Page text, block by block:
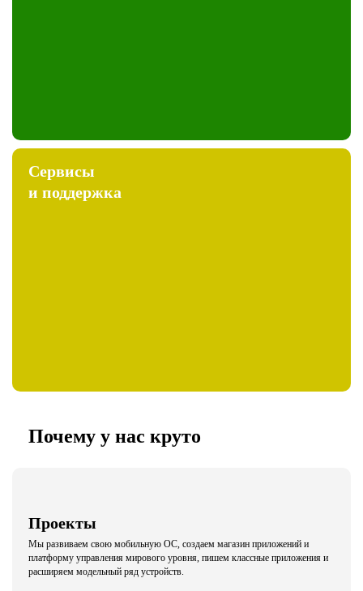
Сервисы
и поддержка
Почему у нас круто
Проекты
Мы развиваем свою мобильную ОС, создаем магазин приложений и
платформу управления мирового уровня, пишем классные приложения и
расширяем модельный ряд устройств.